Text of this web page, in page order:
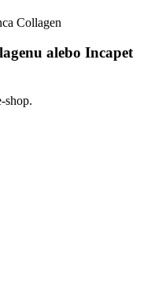
alebo Incapet
shop.